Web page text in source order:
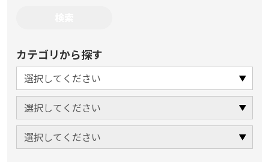
カテゴリから探す